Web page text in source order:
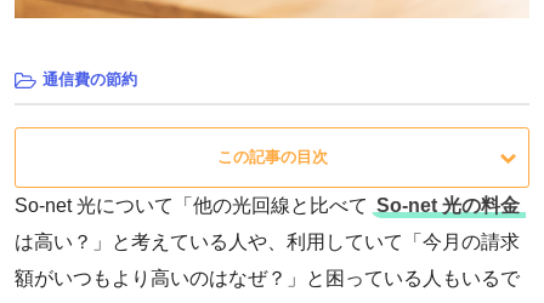
通信費の節約
この記事の目次
So-net 光について「他の光回線と比べて So-net 光の料金
は高い？」と考えている人や、利用していて「今月の請求
額がいつもより高いのはなぜ？」と困っている人もいるで